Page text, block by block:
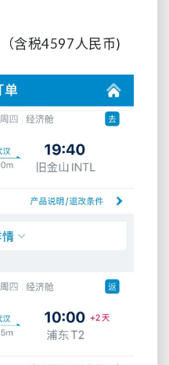
（含税4597人民币)